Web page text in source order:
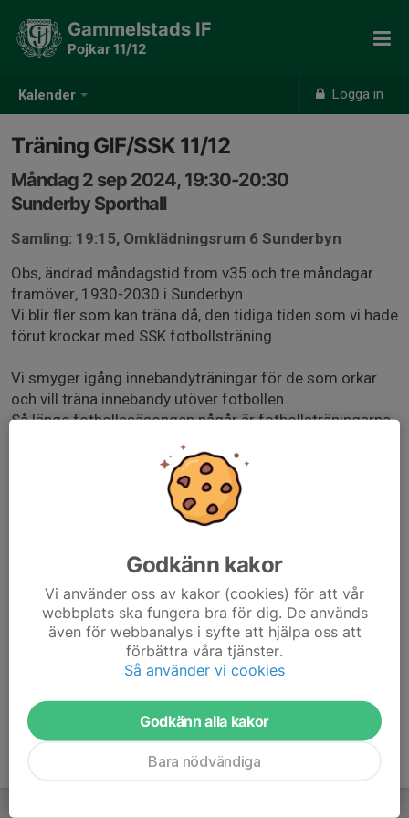
Kalender Logga in
Gammelstads IF
Pojkar 11/12
Träning GIF/SSK 11/12
Måndag 2 sep 2024, 19:30-20:30
Sunderby Sporthall
Samling: 19:15, Omklädningsrum 6 Sunderbyn
Obs, ändrad måndagstid from v35 och tre måndagar
framöver, 1930-2030 i Sunderbyn
Vi blir fler som kan träna då, den tidiga tiden som vi hade
förut krockar med SSK fotbollsträning
Vi smyger igång innebandyträningar för de som orkar
och vill träna innebandy utöver fotbollen.
Så länge fotbollssäsongen pågår är fotbollsträningarna
förstahandsvalet, detta är enbart en extra möjlighet att
komma igång för de som orkar och vill träna mer.
Denna måndagstid kommer vi dock inte att ha under
säsongen utan detta blir en extra tid under några veckor
Träningsdagar under innebandysäsongen kommer att
Måndag i Sunderbyn (from 16/9)
Onsdag i Gammelstad (from 28/8)
Söndag i Sunderbyn (from 15/9)
Godkänn kakor
Vi använder oss av kakor (cookies) för att vår
webbplats ska fungera bra för dig. De används
även för webbanalys i syfte att hjälpa oss att
förbättra våra tjänster.
Så använder vi cookies
Godkänn alla kakor
Bara nödvändiga